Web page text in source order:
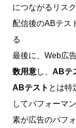
につながるリス
配信後のABテス
る
最後に、Web広
数用意し、 ABテ
ABテスト とは特
してパフォーマ
素が広告のパフ